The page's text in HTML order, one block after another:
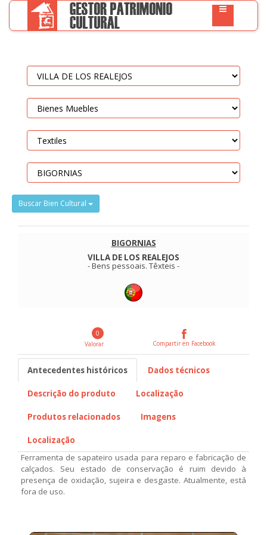
Buscar Bien Cultural
BIGORNIAS
VILLA DE LOS REALEJOS
-Bens pessoais. Têxteis -
0
Valorar
Compartir en Facebook
Antecedentes históricos Dados técnicos
Descrição do produto Localização
Produtos relacionados Imagens
Localização
Ferramenta de sapateiro usada para reparo e fabricação de
calçados. Seu estado de conservação é ruim devido à
presença de oxidação, sujeira e desgaste. Atualmente, está
fora de uso.